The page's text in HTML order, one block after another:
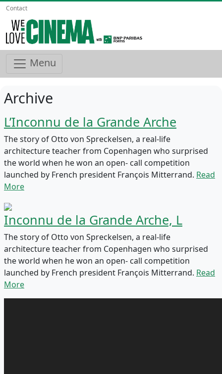
Contact
Menu
Archive
L’Inconnu de la Grande Arche
The story of Otto von Spreckelsen, a real-life
architecture teacher from Copenhagen who surprised
the world when he won an open- call competition
launched by French president François Mitterrand. Read
More
Inconnu de la Grande Arche, L
The story of Otto von Spreckelsen, a real-life
architecture teacher from Copenhagen who surprised
the world when he won an open- call competition
launched by French president François Mitterrand. Read
More